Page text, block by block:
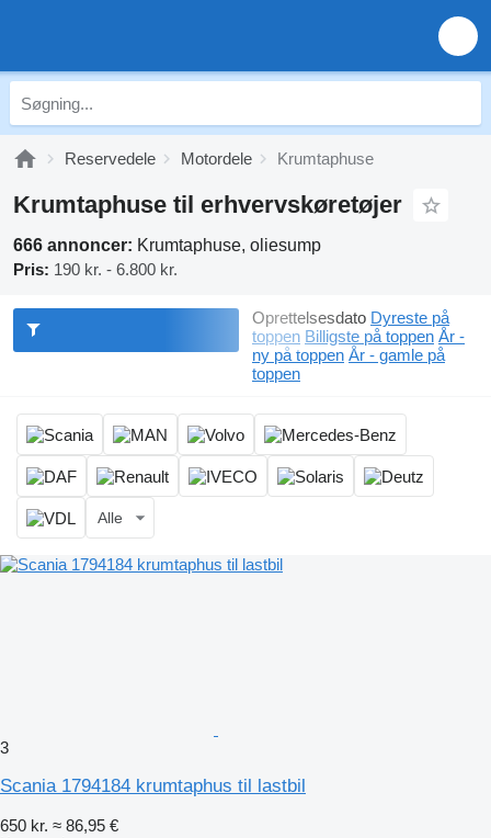
Reservedele Motordele Krumtaphuse
Krumtaphuse til erhvervskøretøjer
666 annoncer: Krumtaphuse, oliesump
Pris: 190 kr. - 6.800 kr.
Oprettelsesdato Dyreste på
toppen Billigste på toppen År -
ny på toppen År - gamle på
toppen
Alle
3
Scania 1794184 krumtaphus til lastbil
650 kr. ≈ 86,95 €